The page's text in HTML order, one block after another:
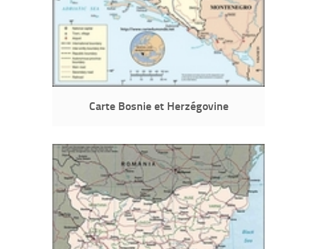
Carte Bosnie et Herzégovine